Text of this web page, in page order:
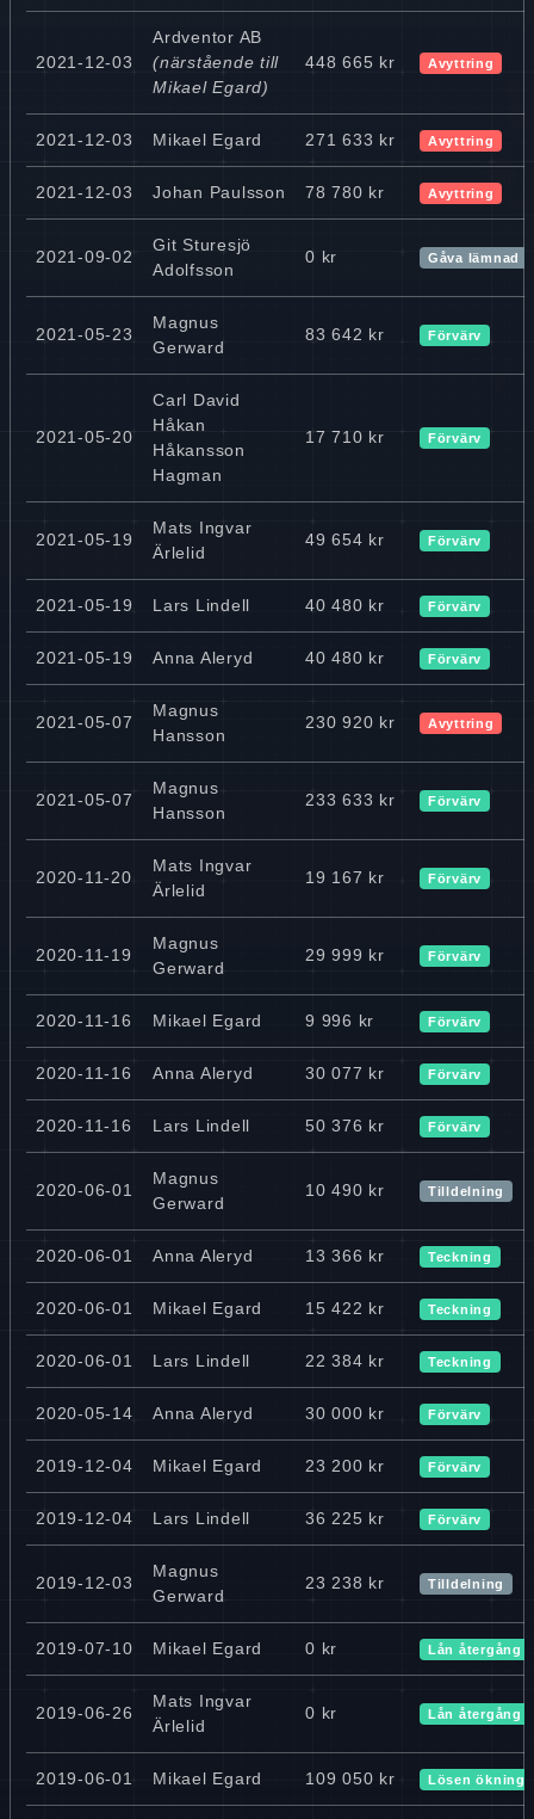
2021-12-03
Ardventor AB
(närstående till
Mikael Egard)
448 665 kr Avyttring
2021-12-03 Mikael Egard 271 633 kr Avyttring
2021-12-03 Johan Paulsson 78 780 kr Avyttring
2021-09-02
Git Sturesjö
Adolfsson
0 kr Gåva lämnad
2021-05-23
Magnus
Gerward
83 642 kr Förvärv
2021-05-20
Carl David
Håkan
Håkansson
Hagman
17 710 kr Förvärv
2021-05-19
Mats Ingvar
Ärlelid
49 654 kr Förvärv
2021-05-19 Lars Lindell 40 480 kr Förvärv
2021-05-19 Anna Aleryd 40 480 kr Förvärv
2021-05-07
Magnus
Hansson
230 920 kr Avyttring
2021-05-07
Magnus
Hansson
233 633 kr Förvärv
2020-11-20
Mats Ingvar
Ärlelid
19 167 kr Förvärv
2020-11-19
Magnus
Gerward
29 999 kr Förvärv
2020-11-16 Mikael Egard 9 996 kr Förvärv
2020-11-16 Anna Aleryd 30 077 kr Förvärv
2020-11-16 Lars Lindell 50 376 kr Förvärv
2020-06-01
Magnus
Gerward
10 490 kr Tilldelning
2020-06-01 Anna Aleryd 13 366 kr Teckning
2020-06-01 Mikael Egard 15 422 kr Teckning
2020-06-01 Lars Lindell 22 384 kr Teckning
2020-05-14 Anna Aleryd 30 000 kr Förvärv
2019-12-04 Mikael Egard 23 200 kr Förvärv
2019-12-04 Lars Lindell 36 225 kr Förvärv
2019-12-03
Magnus
Gerward
23 238 kr Tilldelning
2019-07-10 Mikael Egard 0 kr Lån återgång
2019-06-26
Mats Ingvar
Ärlelid
0 kr Lån återgång
2019-06-01 Mikael Egard 109 050 kr Lösen ökning